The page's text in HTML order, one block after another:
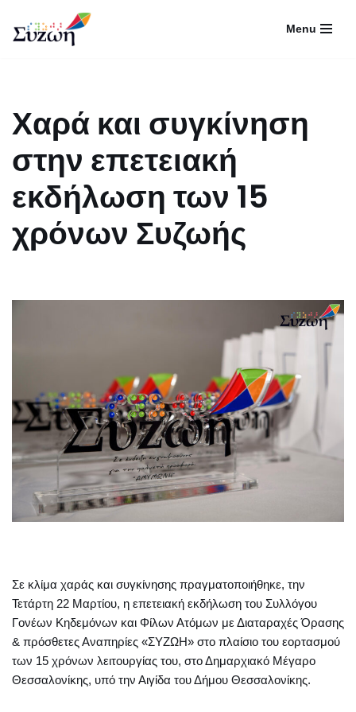
Μεταπηδήστε
Menu
Χαρά και συγκίνηση
στην επετειακή
εκδήλωση των 15
χρόνων Συζωής
Σε κλίμα χαράς και συγκίνησης πραγματοποιήθηκε, την
Τετάρτη 22 Μαρτίου, η επετειακή εκδήλωση του Συλλόγου
Γονέων Κηδεμόνων και Φίλων Ατόμων με Διαταραχές Όρασης
& πρόσθετες Αναπηρίες «ΣΥΖΩΗ» στο πλαίσιο του εορτασμού
των 15 χρόνων λειτουργίας του, στο Δημαρχιακό Μέγαρο
Θεσσαλονίκης, υπό την Αιγίδα του Δήμου Θεσσαλονίκης.